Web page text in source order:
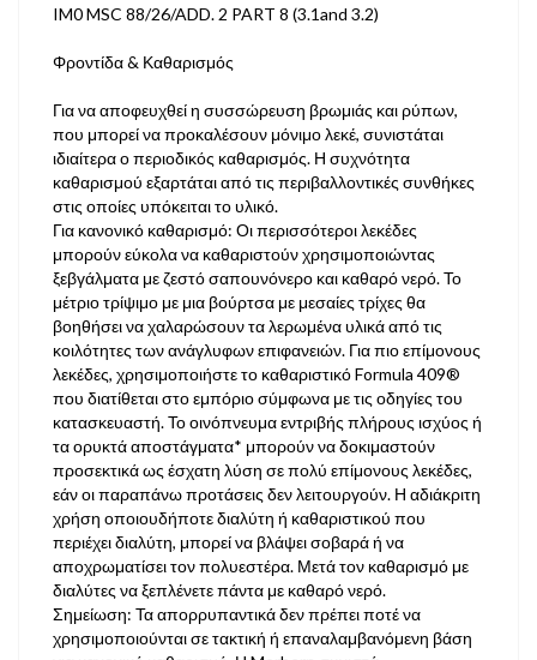
IM0 MSC 88/26/ADD. 2 PART 8 (3.1and 3.2)
Φροντίδα & Καθαρισμός
Για να αποφευχθεί η συσσώρευση βρωμιάς και ρύπων,
που μπορεί να προκαλέσουν μόνιμο λεκέ, συνιστάται
ιδιαίτερα ο περιοδικός καθαρισμός. Η συχνότητα
καθαρισμού εξαρτάται από τις περιβαλλοντικές συνθήκες
στις οποίες υπόκειται το υλικό.
Για κανονικό καθαρισμό: Οι περισσότεροι λεκέδες
μπορούν εύκολα να καθαριστούν χρησιμοποιώντας
ξεβγάλματα με ζεστό σαπουνόνερο και καθαρό νερό. Το
μέτριο τρίψιμο με μια βούρτσα με μεσαίες τρίχες θα
βοηθήσει να χαλαρώσουν τα λερωμένα υλικά από τις
κοιλότητες των ανάγλυφων επιφανειών. Για πιο επίμονους
λεκέδες, χρησιμοποιήστε το καθαριστικό Formula 409®
που διατίθεται στο εμπόριο σύμφωνα με τις οδηγίες του
κατασκευαστή. Το οινόπνευμα εντριβής πλήρους ισχύος ή
τα ορυκτά αποστάγματα* μπορούν να δοκιμαστούν
προσεκτικά ως έσχατη λύση σε πολύ επίμονους λεκέδες,
εάν οι παραπάνω προτάσεις δεν λειτουργούν. Η αδιάκριτη
χρήση οποιουδήποτε διαλύτη ή καθαριστικού που
περιέχει διαλύτη, μπορεί να βλάψει σοβαρά ή να
αποχρωματίσει τον πολυεστέρα. Μετά τον καθαρισμό με
διαλύτες να ξεπλένετε πάντα με καθαρό νερό.
Σημείωση: Τα απορρυπαντικά δεν πρέπει ποτέ να
χρησιμοποιούνται σε τακτική ή επαναλαμβανόμενη βάση